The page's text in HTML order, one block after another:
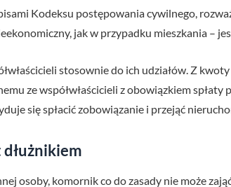
Kodeksu postępowania cywilnego,
jak w przypadku mieszkania –
stosownie do ich udziałów. Z
ze współwłaścicieli z obowiązkiem spłaty
się spłacić zobowiązanie i przejąć
osoby, komornik co do zasady nie może